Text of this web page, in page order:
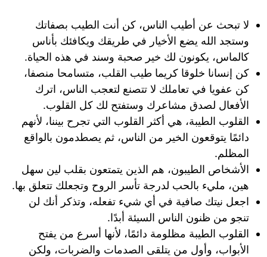
لا تبحث عن أطيب الناس، كن أنت الطيب بصفاتك
وستجد الله يضع الأخيار في طريقك ويكافئك بأناس
كالماس، يكونون لك خير صحبة وسند في هذه الحياة.
كن إنسانا خلوقا كريما طيب القلب، متسامحا منصفا،
كن عفويا في تعاملك لا تتصنع لتعجب الناس، اترك
الأفعال لصدق مشاعرك وستفتح لك كل القلوب.
القلوب الطيبة، هي أكثر القلوب التي تجرح بيننا، لأنهم
دائمًا يتوقعون الخير من الناس، ثم يصطدمون بالواقع
المظلم.
الأشخاص الطيبون، هم الذين يتمتعون بقلب لين سهل
هين، مليء بالحب لدرجة تأسر الروح وتجعلك تتعلق بها.
اجعل نيتك صافية في أي شيء تفعله، وتذكر أنك لن
تنجو من ظنون الناس السيئة أبدًا.
القلوب الطيبة مظلومة دائمًا، لأنها أسرع من يفتح
الأبواب، وأول من يتلقى الصدمات والضربات، ولكن